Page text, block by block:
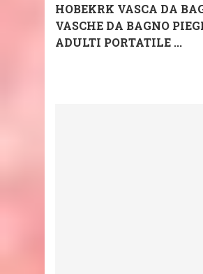
HOBEKRK VASCA DA
VASCHE DA BAGNO
ADULTI PORTATILE ...